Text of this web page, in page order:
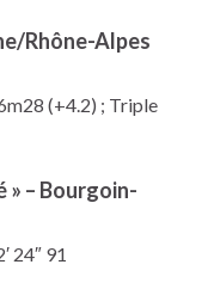
Rhône-Alpes
(+4.2) ; Triple
» – Bourgoin-
24″ 91